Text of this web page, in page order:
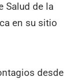
Salud de la
en su sitio
desde